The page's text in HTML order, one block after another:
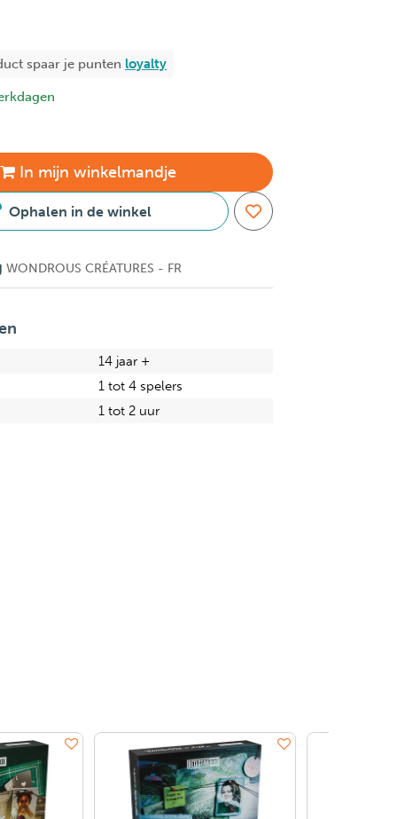
spaar je punten loyalty
In mijn winkelmandje
Ophalen in de winkel
WONDROUS CRÉATURES - FR
14 jaar +
1 tot 4 spelers
1 tot 2 uur